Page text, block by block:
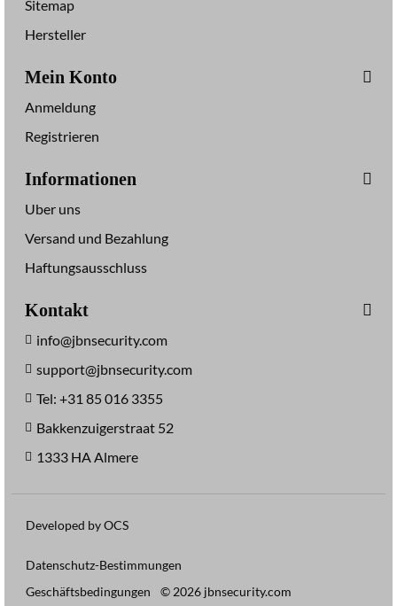
Sitemap
Hersteller
Mein Konto
Anmeldung
Registrieren
Informationen
Uber uns
Versand und Bezahlung
Haftungsausschluss
Kontakt
info@jbnsecurity.com
support@jbnsecurity.com
Tel: +31 85 016 3355
Bakkenzuigerstraat 52
1333 HA Almere
Developed by OCS
Datenschutz-Bestimmungen
Geschäftsbedingungen
© 2026 jbnsecurity.com